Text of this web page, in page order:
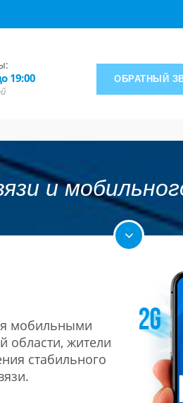
19:00 ОБРАТНЫЙ
и
мобильными
области, жители
стабильного